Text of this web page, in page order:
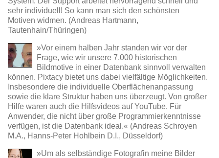
sehr individuell! So kann man sich den schönsten
Motiven widmen. (Andreas Hartmann,
Tautenhain/Thüringen)
»Vor einem halben Jahr standen wir vor der
Frage, wie wir unsere 7.000 historischen
Bildmotive in einer Datenbank sinnvoll verwalten
können. Pixtacy bietet uns dabei vielfältige Möglichkeiten.
Insbesondere die individuelle Oberflächenanpassung
sowie die klare Struktur haben uns überzeugt. Von großer
Hilfe waren auch die Hilfsvideos auf YouTube. Für
Anwender, die nicht über große Programmierkenntnisse
verfügen, ist die Datenbank ideal.« (Andreas Schroyen
M.A., Hanns-Peter Hohlbein D.I., Düsseldorf)
»Um als selbständige Fotografin meine Bilder